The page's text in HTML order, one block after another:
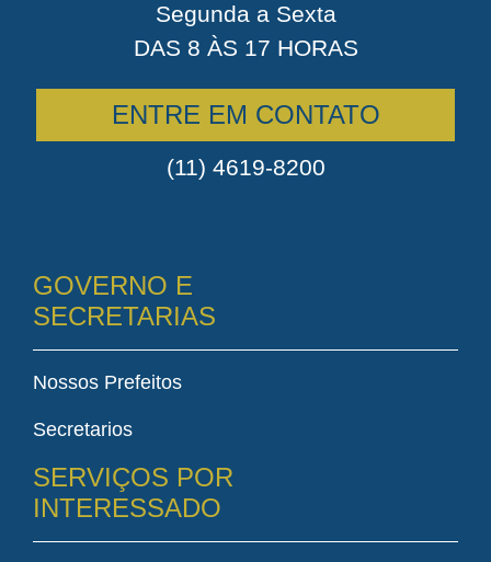
Segunda a Sexta
DAS 8 ÀS 17 HORAS
ENTRE EM CONTATO
(11) 4619-8200
GOVERNO E
SECRETARIAS
Nossos Prefeitos
Secretarios
SERVIÇOS POR
INTERESSADO